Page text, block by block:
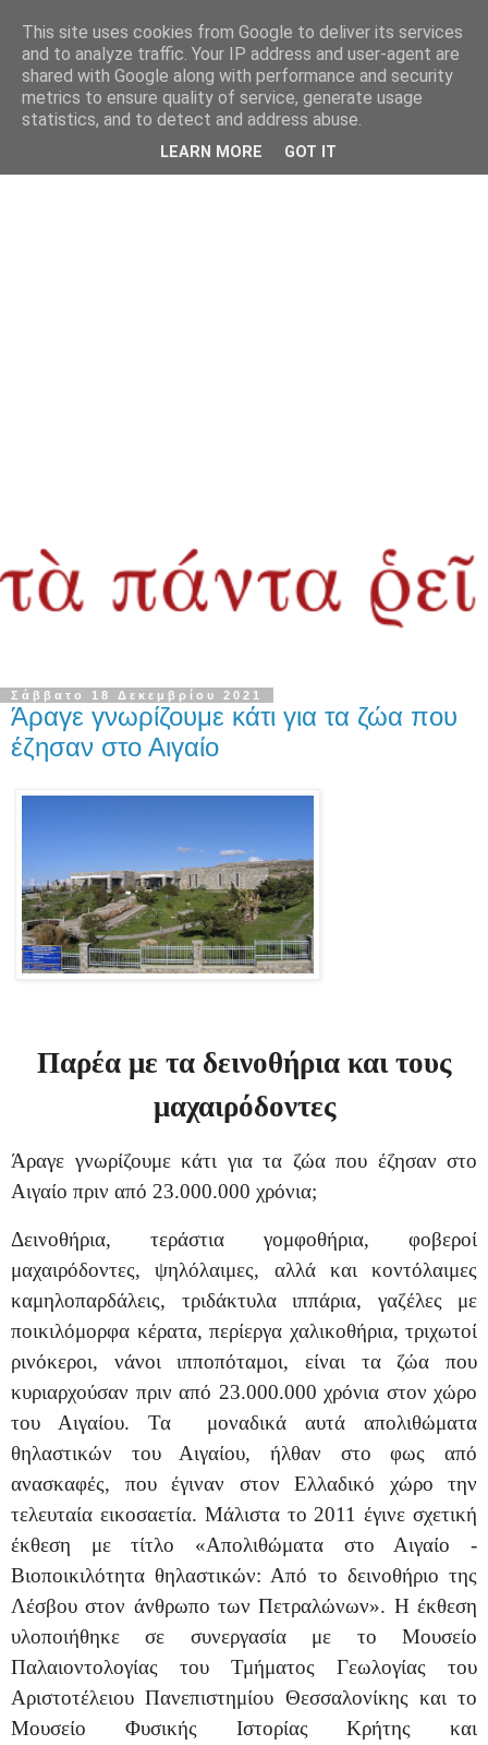
Σάββατο 18 Δεκεμβρίου 2021
Άραγε γνωρίζουμε κάτι για τα ζώα που
έζησαν στο Αιγαίο
Παρέα με τα δεινοθήρια και τους
μαχαιρόδοντες
Άραγε γνωρίζουμε κάτι για τα ζώα που έζησαν στο
Αιγαίο πριν από 23.000.000 χρόνια;
Δεινοθήρια, τεράστια γομφοθήρια, φοβεροί
μαχαιρόδοντες, ψηλόλαιμες, αλλά και κοντόλαιμες
καμηλοπαρδάλεις, τριδάκτυλα ιππάρια, γαζέλες με
ποικιλόμορφα κέρατα, περίεργα χαλικοθήρια, τριχωτοί
ρινόκεροι, νάνοι ιπποπόταμοι, είναι τα ζώα που
κυριαρχούσαν πριν από 23.000.000 χρόνια στον χώρο
του Αιγαίου. Τα μοναδικά αυτά απολιθώματα
θηλαστικών του Αιγαίου, ήλθαν στο φως από
ανασκαφές, που έγιναν στον Ελλαδικό χώρο την
τελευταία εικοσαετία. Μάλιστα το 2011 έγινε σχετική
έκθεση με τίτλο «Απολιθώματα στο Αιγαίο -
Βιοποικιλότητα θηλαστικών: Από το δεινοθήριο της
Λέσβου στον άνθρωπο των Πετραλώνων». Η έκθεση
υλοποιήθηκε σε συνεργασία με το Μουσείο
Παλαιοντολογίας του Τμήματος Γεωλογίας του
Αριστοτέλειου Πανεπιστημίου Θεσσαλονίκης και το
Μουσείο Φυσικής Ιστορίας Κρήτης και
This site uses cookies from Google to deliver its services
and to analyze traffic. Your IP address and user-agent are
shared with Google along with performance and security
metrics to ensure quality of service, generate usage
statistics, and to detect and address abuse.
LEARN MORE GOT IT